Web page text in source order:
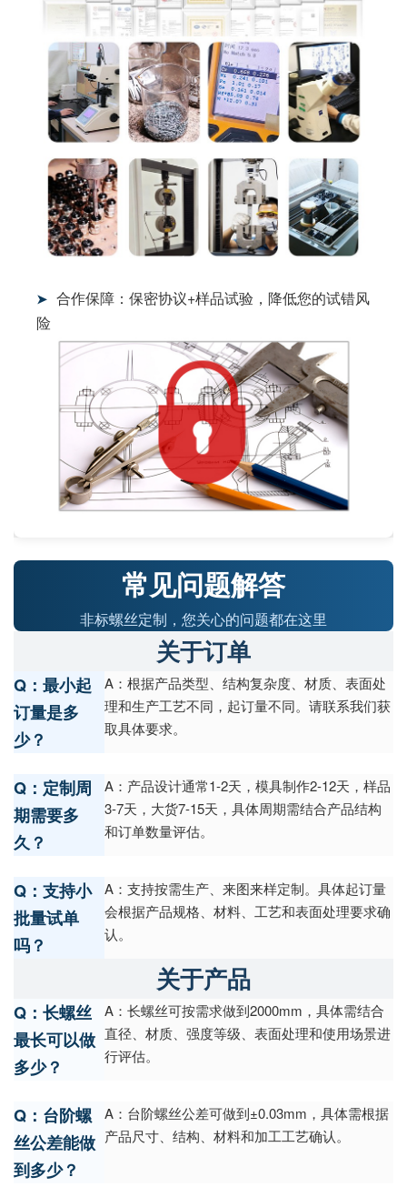
➤ 合作保障：保密协议+样品试验，降低您的试错风
险
常见问题解答
非标螺丝定制，您关心的问题都在这里
关于订单
Q：最小起
订量是多
少？
A：根据产品类型、结构复杂度、材质、表面处
理和生产工艺不同，起订量不同。请联系我们获
取具体要求。
Q：定制周
期需要多
久？
A：产品设计通常1-2天，模具制作2-12天，样品
3-7天，大货7-15天，具体周期需结合产品结构
和订单数量评估。
Q：支持小
批量试单
吗？
A：支持按需生产、来图来样定制。具体起订量
会根据产品规格、材料、工艺和表面处理要求确
认。
关于产品
Q：长螺丝
最长可以做
多少？
A：长螺丝可按需求做到2000mm，具体需结合
直径、材质、强度等级、表面处理和使用场景进
行评估。
Q：台阶螺
丝公差能做
到多少？
A：台阶螺丝公差可做到±0.03mm，具体需根据
产品尺寸、结构、材料和加工工艺确认。